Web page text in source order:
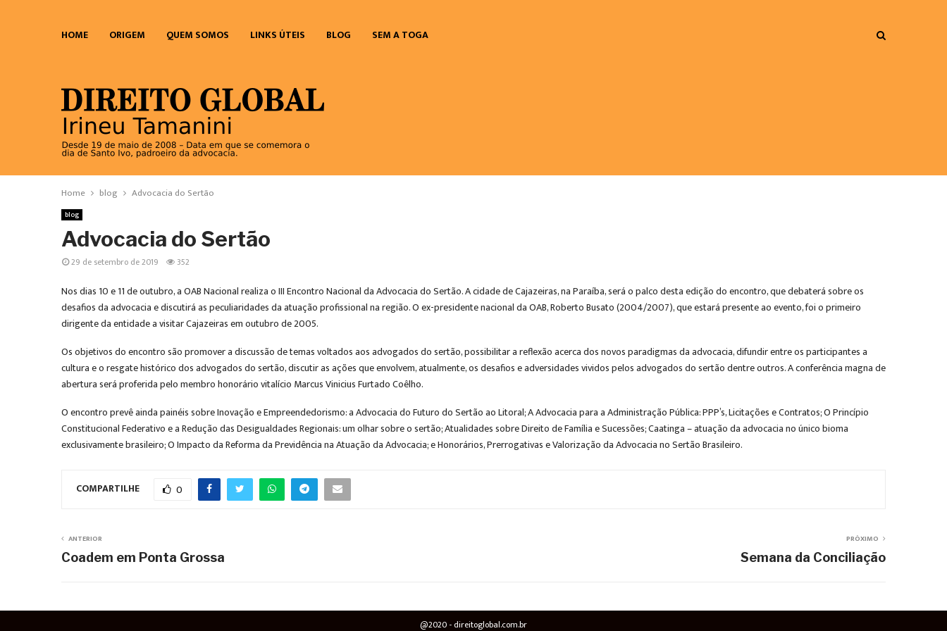
HOME ORIGEM QUEM SOMOS LINKS ÚTEIS BLOG SEM A TOGA
Home blog Advocacia do Sertão
blog
Advocacia do Sertão
29 de setembro de 2019 352
Nos dias 10 e 11 de outubro, a OAB Nacional realiza o III Encontro Nacional da Advocacia do Sertão. A cidade de Cajazeiras, na Paraíba, será o palco desta edição do encontro, que debaterá sobre os
desafios da advocacia e discutirá as peculiaridades da atuação profissional na região. O ex-presidente nacional da OAB, Roberto Busato (2004/2007), que estará presente ao evento, foi o primeiro
dirigente da entidade a visitar Cajazeiras em outubro de 2005.
Os objetivos do encontro são promover a discussão de temas voltados aos advogados do sertão, possibilitar a reflexão acerca dos novos paradigmas da advocacia, difundir entre os participantes a
cultura e o resgate histórico dos advogados do sertão, discutir as ações que envolvem, atualmente, os desafios e adversidades vividos pelos advogados do sertão dentre outros. A conferência magna de
abertura será proferida pelo membro honorário vitalício Marcus Vinicius Furtado Coêlho.
O encontro prevê ainda painéis sobre Inovação e Empreendedorismo: a Advocacia do Futuro do Sertão ao Litoral; A Advocacia para a Administração Pública: PPP’s, Licitações e Contratos; O Princípio
Constitucional Federativo e a Redução das Desigualdades Regionais: um olhar sobre o sertão; Atualidades sobre Direito de Família e Sucessões; Caatinga – atuação da advocacia no único bioma
exclusivamente brasileiro; O Impacto da Reforma da Previdência na Atuação da Advocacia; e Honorários, Prerrogativas e Valorização da Advocacia no Sertão Brasileiro.
COMPARTILHE 0
ANTERIOR
Coadem em Ponta Grossa
PRÓXIMO
Semana da Conciliação
@2020 - direitoglobal.com.br